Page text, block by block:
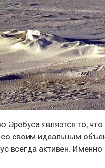
Эребуса является то,
своим идеальным
всегда активен.